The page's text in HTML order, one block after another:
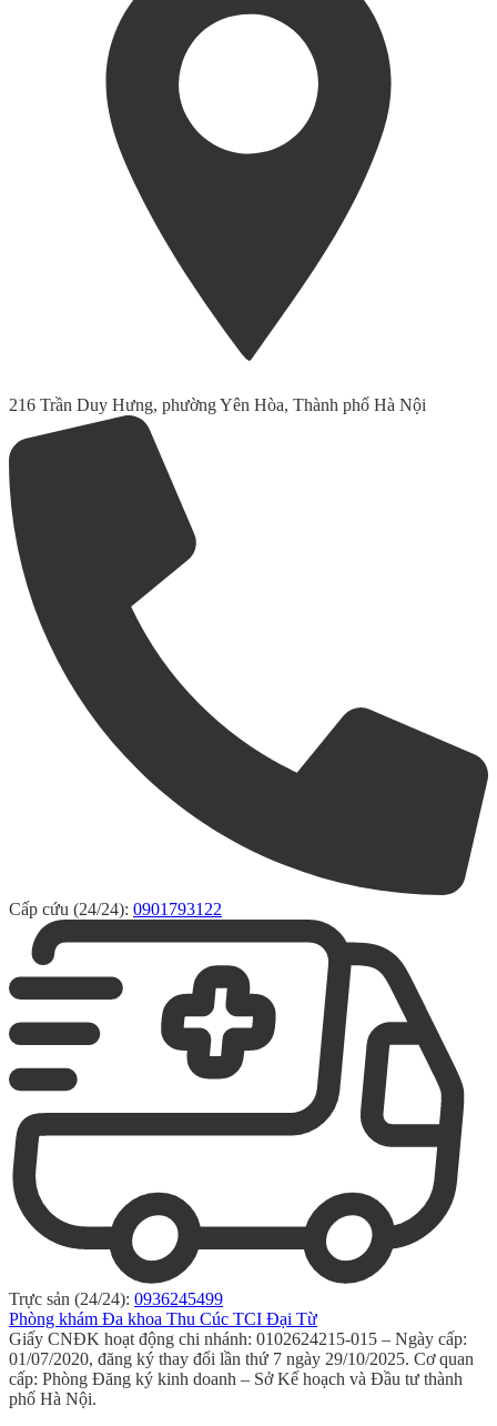
216 Trần Duy Hưng, phường Yên Hòa, Thành phố Hà Nội
Cấp cứu (24/24): 0901793122
Trực sản (24/24): 0936245499
Phòng khám Đa khoa Thu Cúc TCI Đại Từ
Giấy CNĐK hoạt động chi nhánh: 0102624215-015 – Ngày cấp:
01/07/2020, đăng ký thay đổi lần thứ 7 ngày 29/10/2025. Cơ quan
cấp: Phòng Đăng ký kinh doanh – Sở Kế hoạch và Đầu tư thành
phố Hà Nội.